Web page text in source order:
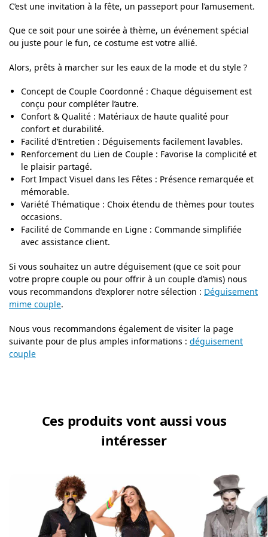
C’est une invitation à la fête, un passeport pour l’amusement.
Que ce soit pour une soirée à thème, un événement spécial
ou juste pour le fun, ce costume est votre allié.
Alors, prêts à marcher sur les eaux de la mode et du style ?
Concept de Couple Coordonné : Chaque déguisement est
conçu pour compléter l’autre.
Confort & Qualité : Matériaux de haute qualité pour
confort et durabilité.
Facilité d’Entretien : Déguisements facilement lavables.
Renforcement du Lien de Couple : Favorise la complicité et
le plaisir partagé.
Fort Impact Visuel dans les Fêtes : Présence remarquée et
mémorable.
Variété Thématique : Choix étendu de thèmes pour toutes
occasions.
Facilité de Commande en Ligne : Commande simplifiée
avec assistance client.
Si vous souhaitez un autre déguisement (que ce soit pour
votre propre couple ou pour offrir à un couple d’amis) nous
vous recommandons d’explorer notre sélection : Déguisement
mime couple.
Nous vous recommandons également de visiter la page
suivante pour de plus amples informations : déguisement
couple
Ces produits vont aussi vous
intéresser